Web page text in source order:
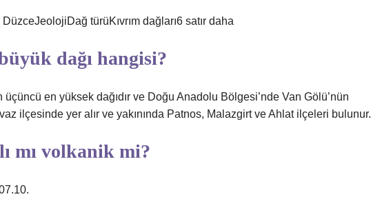
türüKıvrım dağları6 satır daha
dağı hangisi?
üçüncü en yüksek dağıdır ve Doğu Anadolu Bölgesi’nde Van Gölü’nün
ilçesinde yer alır ve yakınında Patnos, Malazgirt ve Ahlat ilçeleri bulunur.
mı volkanik mi?